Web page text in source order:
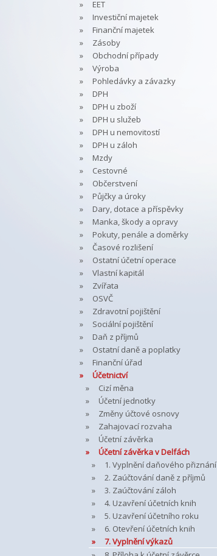
EET
Investiční majetek
Finanční majetek
Zásoby
Obchodní případy
Výroba
Pohledávky a závazky
DPH
DPH u zboží
DPH u služeb
DPH u nemovitostí
DPH u záloh
Mzdy
Cestovné
Občerstvení
Půjčky a úroky
Dary, dotace a příspěvky
Manka, škody a opravy
Pokuty, penále a doměrky
Časové rozlišení
Ostatní účetní operace
Vlastní kapitál
Zvířata
OSVČ
Zdravotní pojištění
Sociální pojištění
Daň z příjmů
Ostatní daně a poplatky
Finanční úřad
Účetnictví
Cizí měna
Účetní jednotky
Změny účtové osnovy
Zahajovací rozvaha
Účetní závěrka
Účetní závěrka v Delfách
1. Vyplnění daňového přiznání
2. Zaúčtování daně z příjmů
3. Zaúčtování záloh
4. Uzavření účetních knih
5. Uzavření účetního roku
6. Otevření účetních knih
7. Vyplnění výkazů